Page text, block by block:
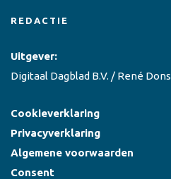
REDACTIE
Uitgever:
Digitaal Dagblad B.V. / René Dons
Cookieverklaring
Privacyverklaring
Algemene voorwaarden
Consent